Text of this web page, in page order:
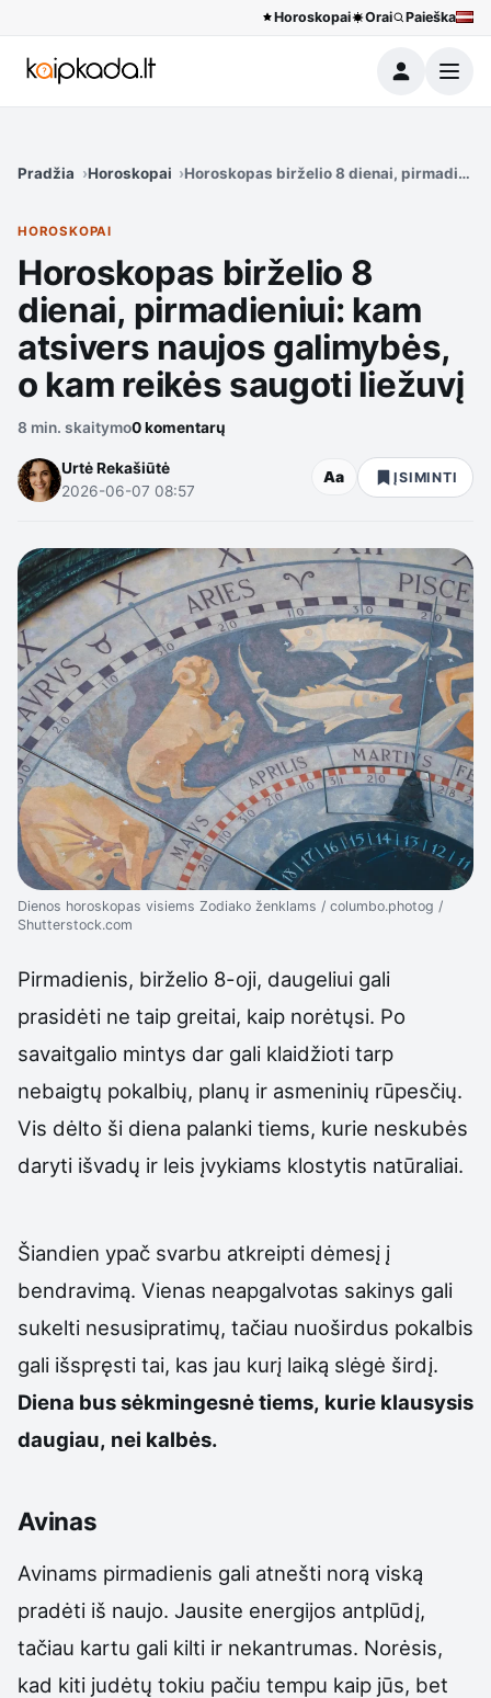
Horoskopai Orai Paieška
Meniu
Pradžia Horoskopai Horoskopas birželio 8 dienai,
HOROSKOPAI
Horoskopas birželio 8
dienai, pirmadieniui: kam
atsivers naujos galimybės,
o kam reikės saugoti liežuvį
8 min. skaitymo0 komentarų
Urtė Rekašiūtė
2026-06-07 08:57
Aa ĮSIMINTI
Dienos horoskopas visiems Zodiako ženklams / columbo.photog /
Shutterstock.com
Pirmadienis, birželio 8-oji, daugeliui gali
prasidėti ne taip greitai, kaip norėtųsi. Po
savaitgalio mintys dar gali klaidžioti tarp
nebaigtų pokalbių, planų ir asmeninių rūpesčių.
Vis dėlto ši diena palanki tiems, kurie neskubės
daryti išvadų ir leis įvykiams klostytis natūraliai.
Šiandien ypač svarbu atkreipti dėmesį į
bendravimą. Vienas neapgalvotas sakinys gali
sukelti nesusipratimų, tačiau nuoširdus pokalbis
gali išspręsti tai, kas jau kurį laiką slėgė širdį.
Diena bus sėkmingesnė tiems, kurie klausysis
daugiau, nei kalbės.
Avinas
Avinams pirmadienis gali atnešti norą viską
pradėti iš naujo. Jausite energijos antplūdį,
tačiau kartu gali kilti ir nekantrumas. Norėsis,
kad kiti judėtų tokiu pačiu tempu kaip jūs, bet